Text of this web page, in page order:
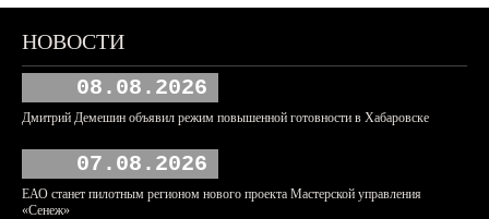
НОВОСТИ
08.08.2026
Дмитрий Демешин объявил режим повышенной готовности в Хабаровске
07.08.2026
ЕАО станет пилотным регионом нового проекта Мастерской управления
«Сенеж»